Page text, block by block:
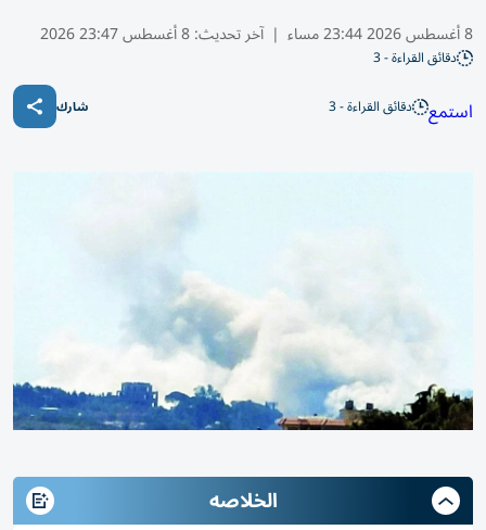
8 أغسطس 2026 23:44 مساء | آخر تحديث:8 أغسطس 23:47 2026
دقائق القراءة - 3
استمع دقائق القراءة - 3 شارك
الخلاصه